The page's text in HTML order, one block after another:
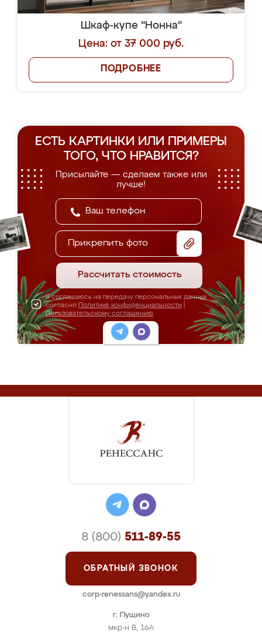
Шкаф-купе "Нонна"
Цена: от 37 000 руб.
ПОДРОБНЕЕ
ЕСТЬ КАРТИНКИ ИЛИ ПРИМЕРЫ
ТОГО, ЧТО НРАВИТСЯ?
Присылайте — сделаем также или
лучше!
Прикрепить фото
Рассчитать стоимость
Я соглашаюсь на передачу персональных данных
согласно Политике конфиденциальности
Пользовательскому соглашению
г. Пущино
мкр-н В, 16А
8 (800) 511-89-55
ОБРАТНЫЙ ЗВОНОК
corp-renessans@yandex.ru